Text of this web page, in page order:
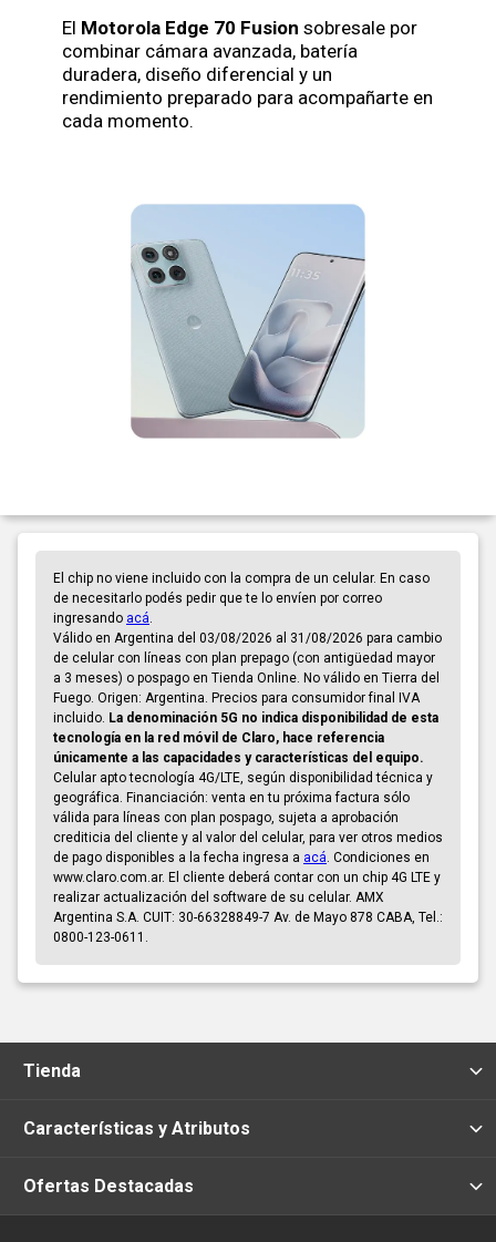
El Motorola Edge 70 Fusion sobresale por
combinar cámara avanzada, batería
duradera, diseño diferencial y un
rendimiento preparado para acompañarte en
cada momento.
El chip no viene incluido con la compra de un celular. En caso
de necesitarlo podés pedir que te lo envíen por correo
ingresando acá
Válido en Argentina del 03/08/2026 al 31/08/2026 para cambio
de celular con líneas con plan prepago (con antigüedad mayor
a 3 meses) o pospago en Tienda Online. No válido en Tierra del
Fuego. Origen: Argentina. Precios para consumidor final IVA
incluido. La denominación 5G no indica disponibilidad de esta
tecnología en la red móvil de Claro, hace referencia
únicamente a las capacidades y características del equipo.
Celular apto tecnología 4G/LTE, según disponibilidad técnica y
geográfica. Financiación: venta en tu próxima factura sólo
válida para líneas con plan pospago, sujeta a aprobación
crediticia del cliente y al valor del celular, para ver otros medios
de pago disponibles a la fecha ingresa a acá . Condiciones en
www.claro.com.ar. El cliente deberá contar con un chip 4G LTE y
realizar actualización del software de su celular. AMX
Argentina S.A. CUIT: 30-66328849-7 Av. de Mayo 878 CABA, Tel.:
0800-123-0611.
Tienda
Características y Atributos
Ofertas Destacadas